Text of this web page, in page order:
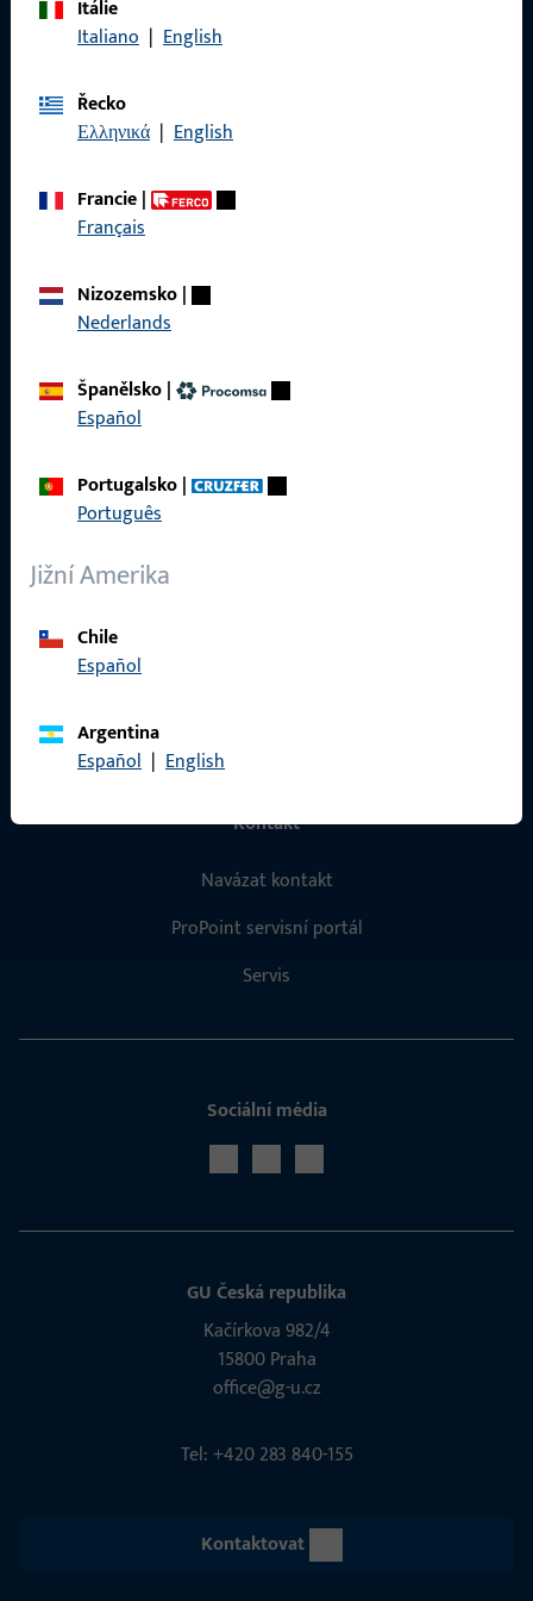
Itálie
Italiano | English
Řecko
Ελληνικά | English
Francie|
Français
Nizozemsko|
Nederlands
Španělsko|
Español
Portugalsko|
Português
Jižní Amerika
Chile
Español
Argentina
Español | English
Právní informace
Produkty
Kontakt
Navázat kontakt
ProPoint servisní portál
Servis
Sociální média
GU Česká republika
Kačírkova 982/4
15800 Praha
office@g-u.cz
Tel: +420 283 840-155
Kontaktovat